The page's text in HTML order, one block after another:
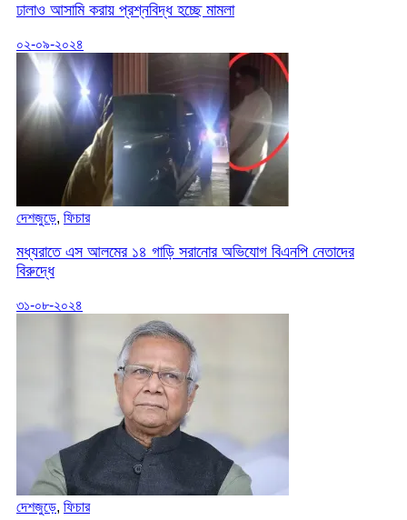
ঢালাও আসামি করায় প্রশ্নবিদ্ধ হচ্ছে মামলা
০২-০৯-২০২৪
দেশজুড়ে, ফিচার
মধ্যরাতে এস আলমের ১৪ গাড়ি সরানোর অভিযোগ বিএনপি নেতাদের
বিরুদ্ধে
৩১-০৮-২০২৪
দেশজুড়ে, ফিচার